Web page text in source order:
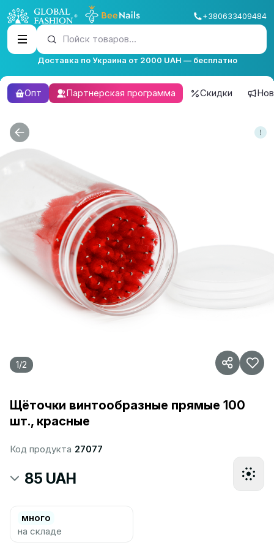
+380633409484
Пойск товаров...
Доставка по Украина от 2000 UAH — бесплатно
Опт Партнерская программа Скидки
1/2
Щёточки винтообразные прямые 100
шт., красные
Код продукта 27077
85 UAH
много
на складе